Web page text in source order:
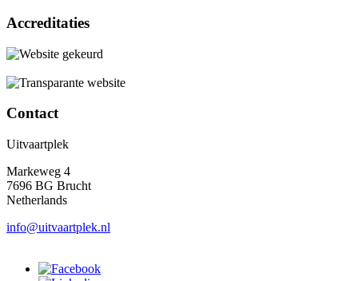
Accreditaties
Contact
Uitvaartplek
Markeweg 4
7696 BG Brucht
Netherlands
info@uitvaartplek.nl